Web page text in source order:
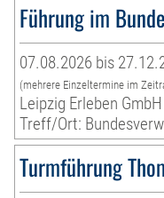
Führung im
07.08.2026 bis
(mehrere Einzeltermine im
Leipzig Erleben GmbH
Treff/Ort:
Turmführung